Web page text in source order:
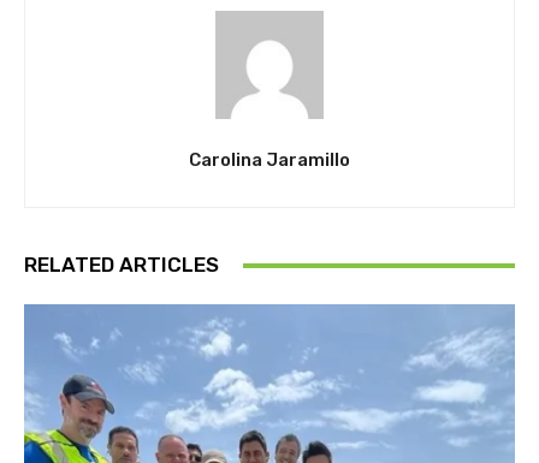
Carolina Jaramillo
RELATED ARTICLES